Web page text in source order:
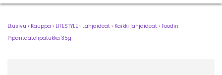
Etusivu › Kauppa › LIFESTYLE › Lahjaideat › Kaikki lahjaideat › Foodin
Piparitaatelipatukka 35g